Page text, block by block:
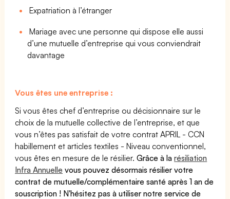
Expatriation à l’étranger
Mariage avec une personne qui dispose elle aussi
d’une mutuelle d’entreprise qui vous conviendrait
davantage
Vous êtes une entreprise :
Si vous êtes chef d’entreprise ou décisionnaire sur le
choix de la mutuelle collective de l’entreprise, et que
vous n’êtes pas satisfait de votre contrat APRIL - CCN
habillement et articles textiles - Niveau conventionnel,
vous êtes en mesure de le résilier.Grâce à larésiliation
Infra Annuelle vous pouvez désormais résilier votre
contrat de mutuelle/complémentaire santé après 1 an de
souscription ! N'hésitez pas à utiliser notre service de